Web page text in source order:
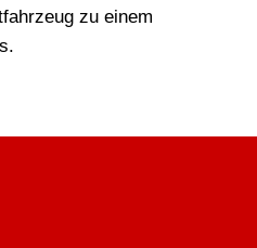
zu einem